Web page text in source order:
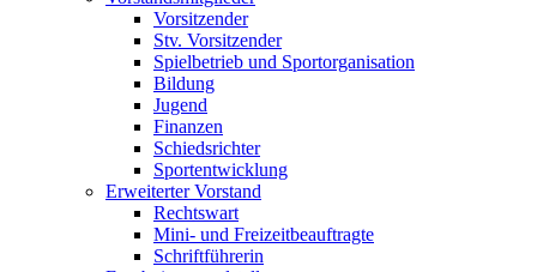
Vorsitzender
Stv. Vorsitzender
Spielbetrieb und Sportorganisation
Bildung
Jugend
Finanzen
Schiedsrichter
Sportentwicklung
Erweiterter Vorstand
Rechtswart
Mini- und Freizeitbeauftragte
Schriftführerin